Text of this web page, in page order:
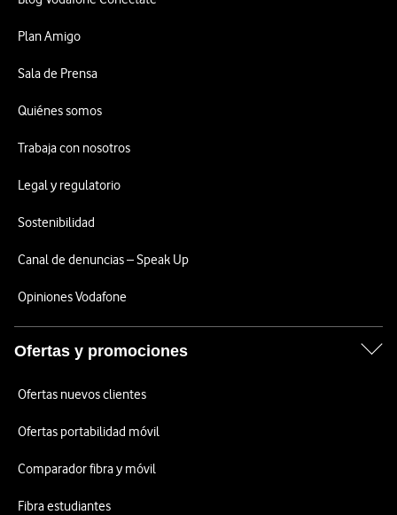
Plan Amigo
Sala de Prensa
Quiénes somos
Trabaja con nosotros
Legal y regulatorio
Sostenibilidad
Canal de denuncias – Speak Up
Opiniones Vodafone
Ofertas y promociones
Ofertas nuevos clientes
Ofertas portabilidad móvil
Comparador fibra y móvil
Fibra estudiantes